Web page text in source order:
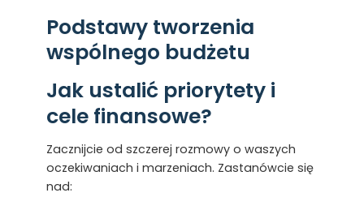
Podstawy tworzenia
wspólnego budżetu
Jak ustalić priorytety i
cele finansowe?
Zacznijcie od szczerej rozmowy o waszych
oczekiwaniach i marzeniach. Zastanówcie się
nad: